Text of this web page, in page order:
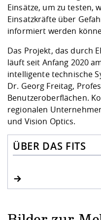
Einsätze, um zu testen,
Einsatzkräfte über
informiert werden
Das Projekt, das durch
läuft seit Anfang 2020
intelligente technische
Dr. Georg Freitag,
Benutzeroberflächen.
regionalen
und Vision Optics.
ÜBER DAS FITS